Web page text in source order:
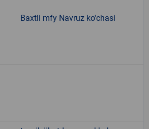
Baxtli mfy Navruz ko'chasi